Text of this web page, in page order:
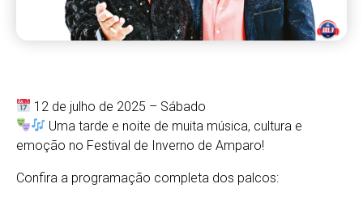
12 de julho de 2025 – Sábado
Uma tarde e noite de muita música, cultura e
emoção no Festival de Inverno de Amparo!
Confira a programação completa dos palcos: